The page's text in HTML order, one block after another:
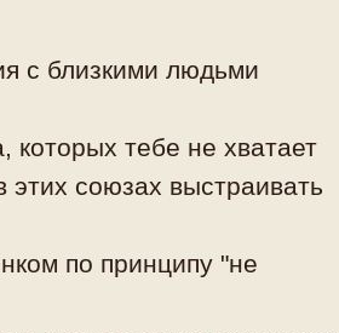
с близкими людьми
которых тебе не хватает
этих союзах выстраивать
по принципу "не